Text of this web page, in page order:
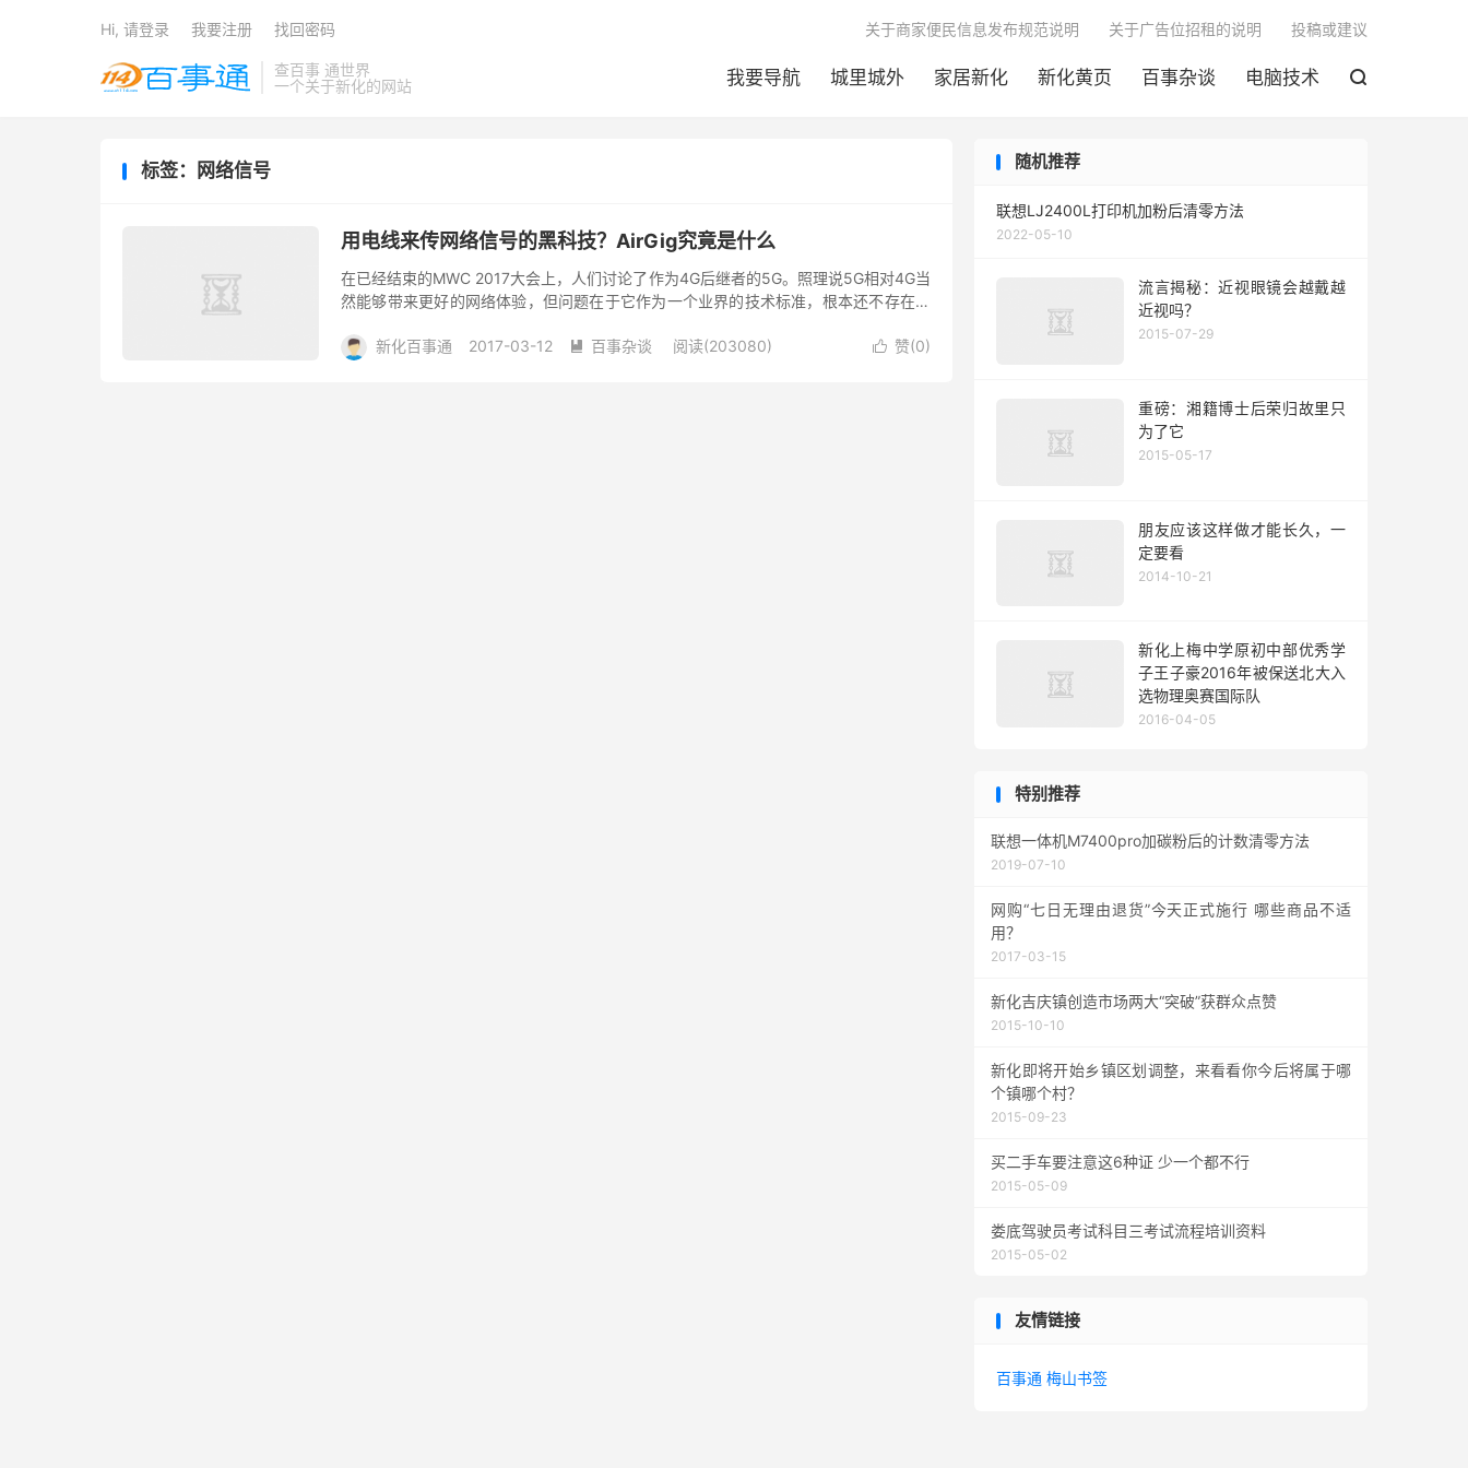
查百事 通世界
一个关于新化的网站
我要导航 城里城外 家居新化 新化黄页 百事杂谈 电脑技术 
关于商家便民信息发布规范说明 关于广告位招租的说明 投稿或建议
Hi, 请登录 我要注册 找回密码
标签：网络信号
用电线来传网络信号的黑科技？AirGig究竟是什么
在已经结束的MWC 2017大会上，人们讨论了作为4G后继者的5G。照理说5G相对4G当
然能够带来更好的网络体验，但问题在于它作为一个业界的技术标准，根本还不存在。
 赞(0)
新化百事通 2017-03-12  百事杂谈 阅读(203080)
随机推荐
联想LJ2400L打印机加粉后清零方法
2022-05-10
流言揭秘：近视眼镜会越戴越
近视吗？
2015-07-29
重磅：湘籍博士后荣归故里只
为了它
2015-05-17
朋友应该这样做才能长久，一
定要看
2014-10-21
新化上梅中学原初中部优秀学
子王子豪2016年被保送北大入
选物理奥赛国际队
2016-04-05
特别推荐
联想一体机M7400pro加碳粉后的计数清零方法
2019-07-10
网购“七日无理由退货”今天正式施行 哪些商品不适
用？
2017-03-15
新化吉庆镇创造市场两大“突破”获群众点赞
2015-10-10
新化即将开始乡镇区划调整，来看看你今后将属于哪
个镇哪个村？
2015-09-23
买二手车要注意这6种证 少一个都不行
2015-05-09
娄底驾驶员考试科目三考试流程培训资料
2015-05-02
友情链接
百事通 梅山书签